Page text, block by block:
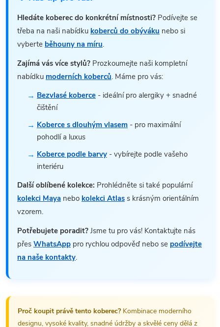
Hledáte koberec do konkrétní místnosti? Podívejte se
třeba na naši nabídku koberců do obýváku nebo si
vyberte běhouny na míru.
Zajímá vás více stylů? Prozkoumejte naši kompletní
nabídku moderních koberců. Máme pro vás:
Bezvlasé koberce - ideální pro alergiky + snadné
čištění
Koberce s dlouhým vlasem - pro maximální
pohodlí a luxus
Koberce podle barvy - vybírejte podle vašeho
interiéru
Další oblíbené kolekce: Prohlédněte si také populární
kolekci Maya nebo kolekci Atlas s krásným orientálním
vzorem.
Potřebujete poradit? Jsme tu pro vás! Kontaktujte nás
přes WhatsApp pro rychlou odpověď nebo se podívejte
na naše kontakty.
Proč koupit právě tento koberec?Kombinace moderního
designu, vysoké kvality, snadné údržby a skvělé ceny dělá z